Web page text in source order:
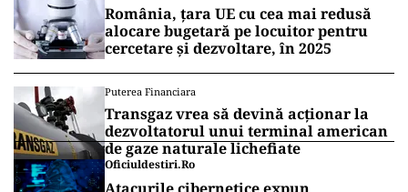
România, țara UE cu cea mai redusă
alocare bugetară pe locuitor pentru
cercetare și dezvoltare, în 2025
Puterea Financiara
Transgaz vrea să devină acționar la
dezvoltatorul unui terminal american
de gaze naturale lichefiate
Oficiuldestiri.ro